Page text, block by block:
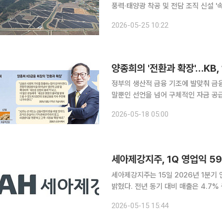
풍력·태양광 착공 및 전담 조직 신설
포트폴리오 확장에 사활을 걸고 있다.
2026-05-25 10:22
정부의 생산적 금융 기조에 발맞춰 금
말뿐인 선언을 넘어 구체적인 자금
어질지 주목된다. 이투데이는 다음달
2026-05-18 05:00
세아제강지주, 1Q 영업익
세아제강지주는 15일 2026년 1분기
밝혔다. 전년 동기 대비 매출은
가는 북미 에너지 시장 판매 확대가
2026-05-15 15:44